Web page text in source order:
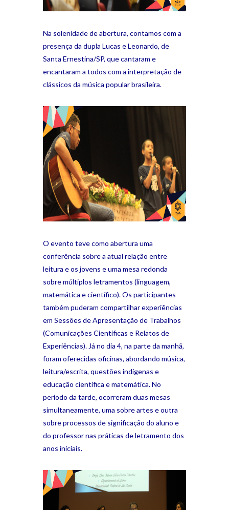
Na solenidade de abertura, contamos com a
presença da dupla Lucas e Leonardo, de
Santa Ernestina/SP, que cantaram e
encantaram a todos com a interpretação de
clássicos da música popular brasileira.
O evento teve como abertura uma
conferência sobre a atual relação entre
leitura e os jovens e uma mesa redonda
sobre múltiplos letramentos (linguagem,
matemática e científico). Os participantes
também puderam compartilhar experiências
em Sessões de Apresentação de Trabalhos
(Comunicações Científicas e Relatos de
Experiências). Já no dia 4, na parte da manhã,
foram oferecidas oficinas, abordando música,
leitura/escrita, questões indígenas e
educação científica e matemática. No
período da tarde, ocorreram duas mesas
simultaneamente, uma sobre artes e outra
sobre processos de significação do aluno e
do professor nas práticas de letramento dos
anos iniciais.